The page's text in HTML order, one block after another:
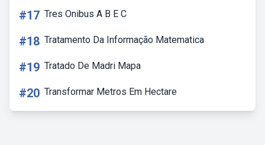
#17 Tres Onibus A B E C
#18 Tratamento Da Informação Matematica
#19 Tratado De Madri Mapa
#20 Transformar Metros Em Hectare